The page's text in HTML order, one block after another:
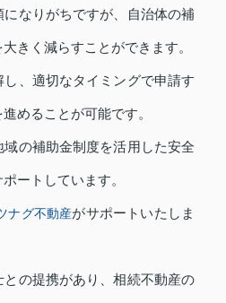
なりがちですが、自治体の補
きく減らすことができます。
、適切なタイミングで申請す
めることが可能です。
の補助金制度を活用した安全
ートしています。
ナグ不動産がサポートいたしま
の提携があり、相続不動産の